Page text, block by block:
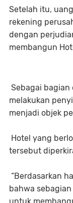
Setelah itu,
rekening
dengan
membangun
Sebagai
melakukan
menjadi objek
Hotel yang
tersebut
“Berdasarkan
bahwa